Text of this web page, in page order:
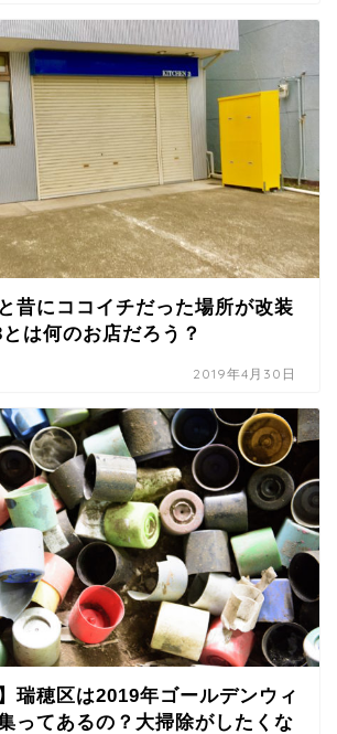
昔にココイチだった場所が改装
は何のお店だろう？
2019年4月30日
瑞穂区は2019年ゴールデンウィ
ってあるの？大掃除がしたくな